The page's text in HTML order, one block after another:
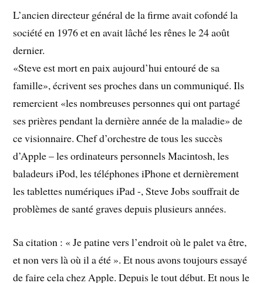
L’ancien directeur général de la firme avait cofondé la
société en 1976 et en avait lâché les rênes le 24 août
dernier.
«Steve est mort en paix aujourd’hui entouré de sa
famille», écrivent ses proches dans un communiqué. Ils
remercient «les nombreuses personnes qui ont partagé
ses prières pendant la dernière année de la maladie» de
ce visionnaire. Chef d’orchestre de tous les succès
d’Apple – les ordinateurs personnels Macintosh, les
baladeurs iPod, les téléphones iPhone et dernièrement
les tablettes numériques iPad -, Steve Jobs souffrait de
problèmes de santé graves depuis plusieurs années.
Sa citation : « Je patine vers l’endroit où le palet va être,
et non vers là où il a été ». Et nous avons toujours essayé
de faire cela chez Apple. Depuis le tout début. Et nous le